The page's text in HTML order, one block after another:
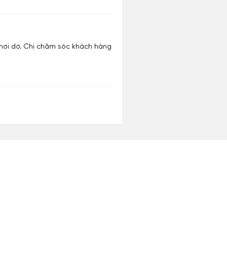
dơ. Chị chăm sóc khách hàng